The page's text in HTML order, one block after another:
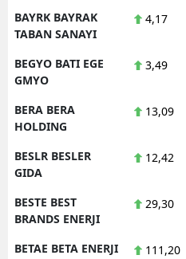
BAYRK BAYRAK
TABAN SANAYI
4,17
BEGYO BATI EGE
GMYO
3,49
BERA BERA
HOLDING
13,09
BESLR BESLER
GIDA
12,42
BESTE BEST
BRANDS ENERJI
29,30
BETAE BETA ENERJI
111,20